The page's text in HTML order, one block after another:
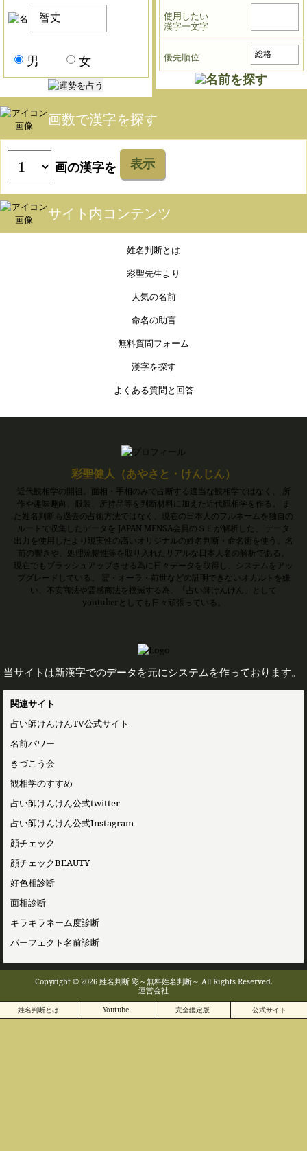
男 女
使用したい
漢字一文字
優先順位
画数で漢字を探す
画の漢字を 表示
サイト内コンテンツ
姓名判断とは
彩聖先生より
人気の名前
命名の助言
無料質問フォーム
漢字を探す
よくある質問と回答
彩聖健人（あやさと・けんじん）
近代観相学の開祖。面相・手相のみで占断する適当な観相学ではなく、 所
作や趣味趣向、服装、所持品等を判断材料に加えた近代観相学を作る。 ま
た姓名判断も過去の占術方法ではなく、現在の日本人のフルネームを独自の
ルートで収集したデータを JAPAN MENSA会員のＳＥが解析した、 データ
出力を使用したより現実性の高いオリジナルの姓名判断・命名術を使う。名
前の響きや、処理流暢性等を取り入れたリアルな日本人名の解析である。
現在でもブラッシュアップさせる為に日々データを取得し、システムをアッ
プグレードしている。 霊・オーラ・前世などの証明できないオカルトを嫌
い、不安商法や霊感商法を撲滅する為、「占い師けんけん」として
youtuberとしても日々頑張っている。
当サイトは新漢字でのデータを元にシステムを作っております。
関連サイト
占い師けんけんTV公式サイト
名前パワー
きづこう会
観相学のすすめ
占い師けんけん公式twitter
占い師けんけん公式Instagram
顔チェック
顔チェックBEAUTY
好色相診断
面相診断
キラキラネーム度診断
パーフェクト名前診断
Copyright © 2026 姓名判断 彩～無料姓名判断～ All Rights Reserved.
運営会社
姓名判断とは Youtube 完全鑑定版 公式サイト